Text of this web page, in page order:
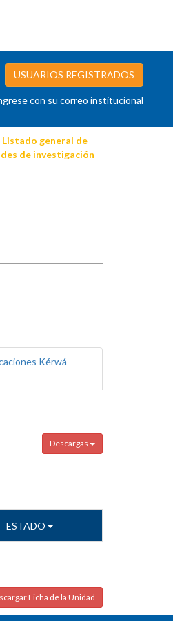
USUARIOS REGISTRADOS
con su correo institucional
Listado general de
de investigación
Kérwá
Descargas
ESTADO
Ficha de la Unidad